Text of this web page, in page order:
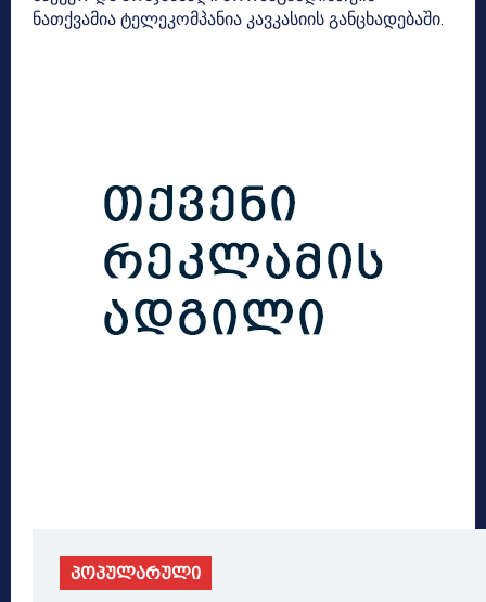
ნათქვამია ტელეკომპანია კავკასიის განცხადებაში.
პოპულარული